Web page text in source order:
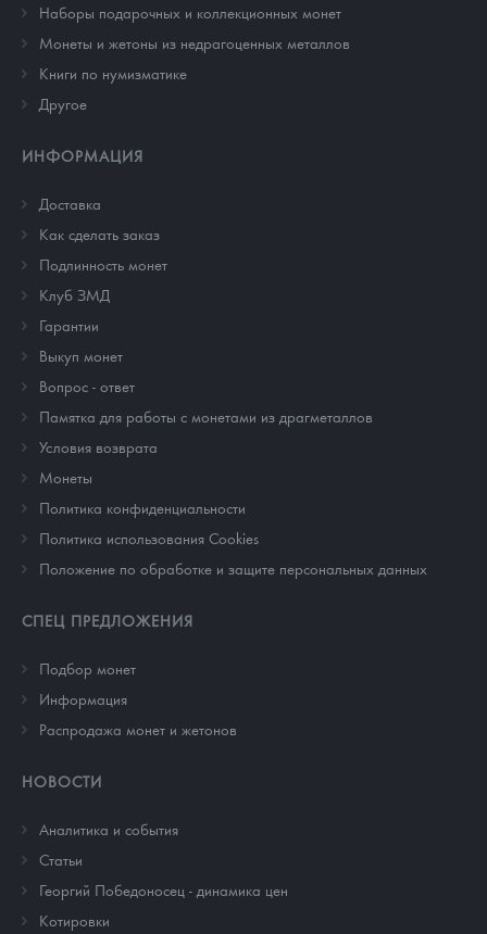
Наборы подарочных и коллекционных монет
Монеты и жетоны из недрагоценных металлов
Книги по нумизматике
Другое
ИНФОРМАЦИЯ
Доставка
Как сделать заказ
Подлинность монет
Клуб ЗМД
Гарантии
Выкуп монет
Вопрос - ответ
Памятка для работы с монетами из драгметаллов
Условия возврата
Монеты
Политика конфиденциальности
Политика использования Cookies
Положение по обработке и защите персональных данных
СПЕЦ ПРЕДЛОЖЕНИЯ
Подбор монет
Информация
Распродажа монет и жетонов
НОВОСТИ
Аналитика и события
Cтатьи
Георгий Победоносец - динамика цен
Котировки